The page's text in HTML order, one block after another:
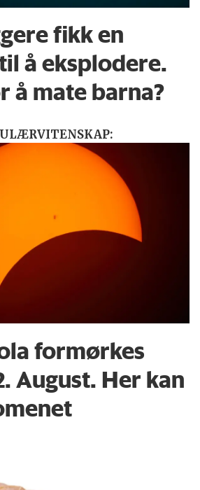
fikk en
å eksplodere.
å mate barna?
formørkes
August. Her kan